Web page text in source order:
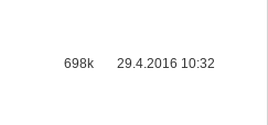
698k 29.4.2016 10:32